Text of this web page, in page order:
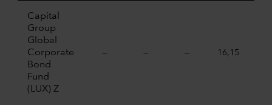
Capital
Group
Global
Corporate
Bond
Fund
(LUX) Z
— — — 16,15